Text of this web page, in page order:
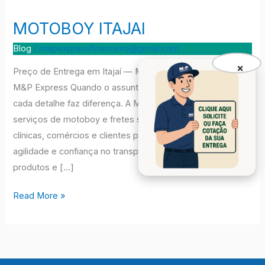
MOTOBOY ITAJAI
Blog / mepexpressfinanceiro@gmail.com
Preço de Entrega em Itajaí — Motoboy e Fretes com a
M&P Express Quando o assunto é entrega rápida em Itajaí,
cada detalhe faz diferença. A M&P Express oferece
serviços de motoboy e fretes sob medida para empresas,
clínicas, comércios e clientes particulares que precisam de
agilidade e confiança no transporte de documentos,
produtos e […]
MOTOBOY
ITAJAI
Read More »
×